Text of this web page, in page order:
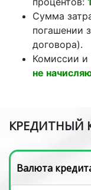
Сумма
погашении
договора).
Комиссии и
не
КРЕДИТНЫЙ
Валюта